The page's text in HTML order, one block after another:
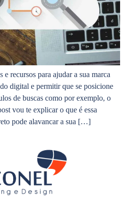
recursos para ajudar a sua marca
digital e permitir que se posicione
de buscas como por exemplo, o
vou te explicar o que é essa
pode alavancar a sua […]